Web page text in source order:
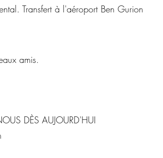
Transfert à l'aéroport Ben Gurion
amis.
DÈS AUJOURD'HUI